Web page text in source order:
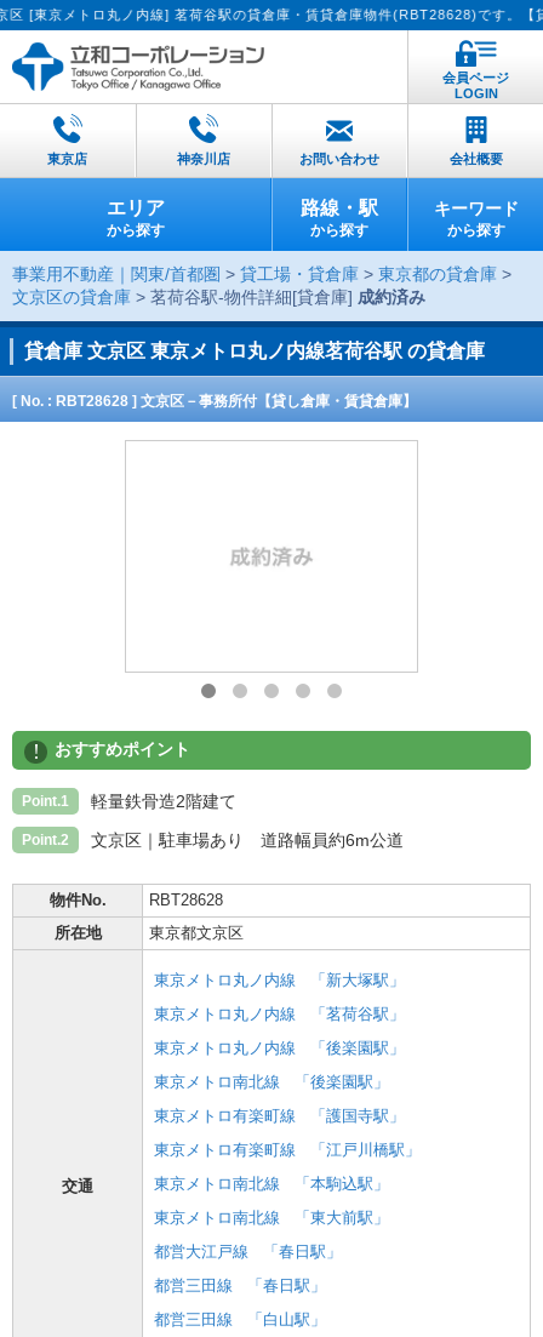
メトロ丸ノ内線] 茗荷谷駅の貸倉庫・賃貸倉庫物件(RBT28628)です。【貸した
会員ページ
LOGIN
東京店 神奈川店 お問い合わせ 会社概要
エリア
から探す
路線・駅
から探す
キーワード
から探す
事業用不動産｜関東/首都圏 > 貸工場・貸倉庫 > 東京都の貸倉庫 >
文京区の貸倉庫 > 茗荷谷駅-物件詳細[貸倉庫] 成約済み
貸倉庫 文京区 東京メトロ丸ノ内線茗荷谷駅 の貸倉庫
[ No. : RBT28628 ] 文京区－事務所付【貸し倉庫・賃貸倉庫】
! おすすめポイント
Point.1 軽量鉄骨造2階建て
Point.2 文京区｜駐車場あり 道路幅員約6m公道
物件No.
RBT28628
所在地
東京都文京区
交通
東京メトロ丸ノ内線
「新大塚駅」
東京メトロ丸ノ内線
「茗荷谷駅」
東京メトロ丸ノ内線
「後楽園駅」
東京メトロ南北線
「後楽園駅」
東京メトロ有楽町線
「護国寺駅」
東京メトロ有楽町線
「江戸川橋駅」
東京メトロ南北線
「本駒込駅」
東京メトロ南北線
「東大前駅」
都営大江戸線
「春日駅」
都営三田線
「春日駅」
都営三田線
「白山駅」